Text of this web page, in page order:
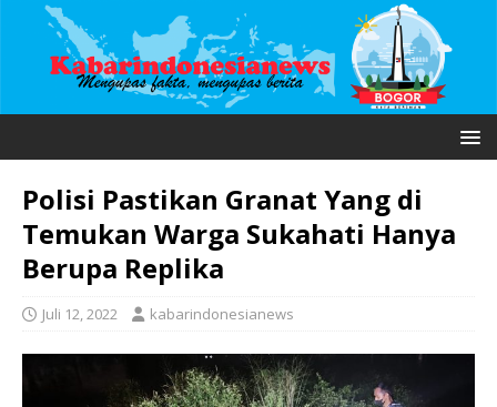
Polisi Pastikan Granat Yang di
Temukan Warga Sukahati Hanya
Berupa Replika
Juli 12, 2022 kabarindonesianews